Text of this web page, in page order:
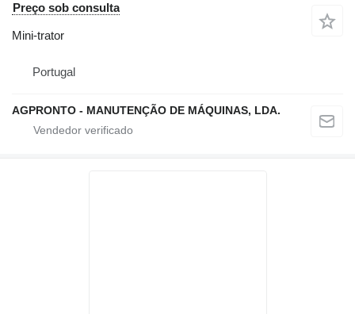
Preço sob consulta
Mini-trator
Portugal
AGPRONTO - MANUTENÇÃO DE MÁQUINAS, LDA.